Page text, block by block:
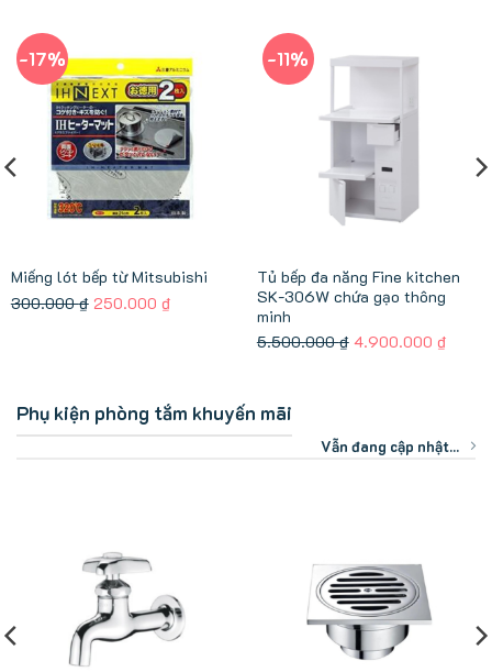
-17%
Miếng lót bếp từ Mitsubishi
300.000₫ Giá
250.000 ₫Giá
-11%
Tủ bếp đa năng Fine kitchen
SK-306W chứa gạo thông
minh
5.500.000₫ Giá
4.900.000 ₫Giá
₫.
Phụ kiện phòng tắm khuyến mãi
Vẫn đang cập nhật...